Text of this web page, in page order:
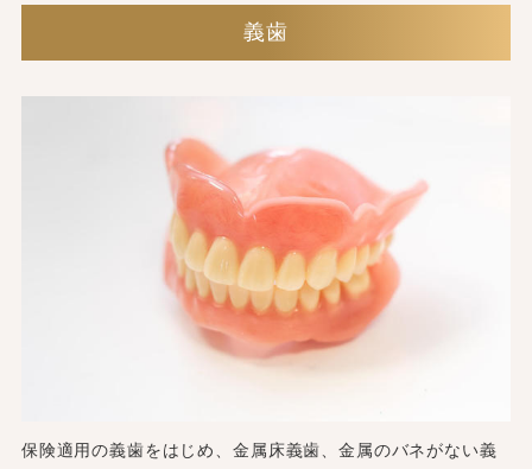
義歯
保険適用の義歯をはじめ、金属床義歯、金属のバネがない義